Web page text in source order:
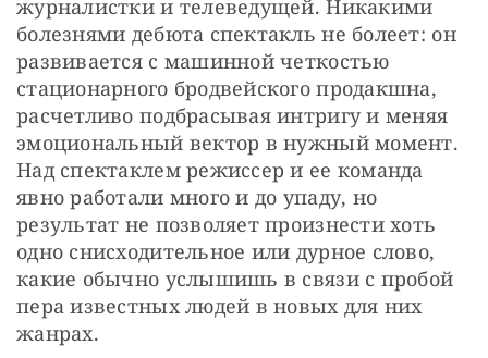
журналистки и телеведущей. Никакими
болезнями дебюта спектакль не болеет: он
развивается с машинной четкостью
стационарного бродвейского продакшна,
расчетливо подбрасывая интригу и меняя
эмоциональный вектор в нужный момент.
Над спектаклем режиссер и ее команда
явно работали много и до упаду, но
результат не позволяет произнести хоть
одно снисходительное или дурное слово,
какие обычно услышишь в связи с пробой
пера известных людей в новых для них
жанрах.